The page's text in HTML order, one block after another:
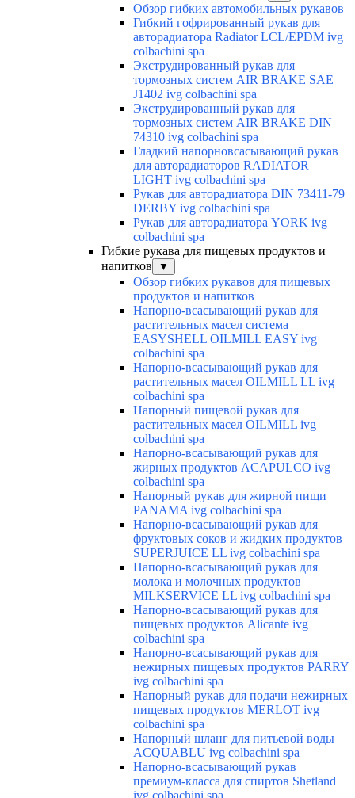
Обзор гибких автомобильных рукавов
Гибкий гофрированный рукав для
авторадиатора Radiator LCL/EPDM ivg
colbachini spa
Экструдированный рукав для
тормозных систем AIR BRAKE SAE
J1402 ivg colbachini spa
Экструдированный рукав для
тормозных систем AIR BRAKE DIN
74310 ivg colbachini spa
Гладкий напорновсасывающий рукав
для авторадиаторов RADIATOR
LIGHT ivg colbachini spa
Рукав для авторадиатора DIN 73411-79
DERBY ivg colbachini spa
Рукав для авторадиатора YORK ivg
colbachini spa
Гибкие рукава для пищевых продуктов и
напитков
▼
Обзор гибких рукавов для пищевых
продуктов и напитков
Напорно-всасывающий рукав для
растительных масел система
EASYSHELL OILMILL EASY ivg
colbachini spa
Напорно-всасывающий рукав для
растительных масел OILMILL LL ivg
colbachini spa
Напорный пищевой рукав для
растительных масел OILMILL ivg
colbachini spa
Напорно-всасывающий рукав для
жирных продуктов ACAPULCO ivg
colbachini spa
Напорный рукав для жирной пищи
PANAMA ivg colbachini spa
Напорно-всасывающий рукав для
фруктовых соков и жидких продуктов
SUPERJUICE LL ivg colbachini spa
Напорно-всасывающий рукав для
молока и молочных продуктов
MILKSERVICE LL ivg colbachini spa
Напорно-всасывающий рукав для
пищевых продуктов Alicante ivg
colbachini spa
Напорно-всасывающий рукав для
нежирных пищевых продуктов PARRY
ivg colbachini spa
Напорный рукав для подачи нежирных
пищевых продуктов MERLOT ivg
colbachini spa
Напорный шланг для питьевой воды
ACQUABLU ivg colbachini spa
Напорно-всасывающий рукав
премиум-класса для спиртов Shetland
ivg colbachini spa